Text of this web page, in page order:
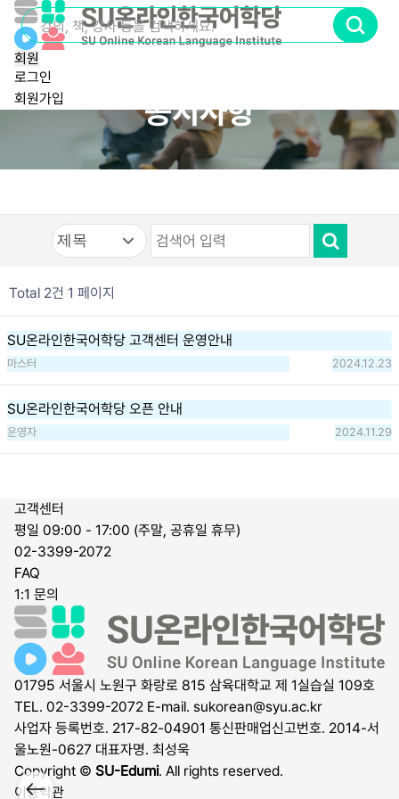
회원
로그인
회원가입
공지사항
Total 2건 1 페이지
SU온라인한국어학당 고객센터 운영안내
마스터 2024.12.23
SU온라인한국어학당 오픈 안내
운영자 2024.11.29
고객센터
평일 09:00 - 17:00 (주말, 공휴일 휴무)
02-3399-2072
FAQ
1:1 문의
01795 서울시 노원구 화랑로 815 삼육대학교 제 1실습실 109호
TEL. 02-3399-2072 E-mail. sukorean@syu.ac.kr
사업자 등록번호. 217-82-04901 통신판매업신고번호. 2014-서
울노원-0627 대표자명. 최성욱
Copyright © SU-Edumi. All rights reserved.
이용약관